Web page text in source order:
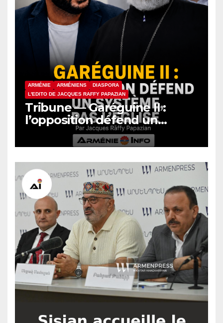
ARMÉNIE ARMÉNIENS
DIASPORA
L'EDITO DE JACQUES RAFFY PAPAZIAN
Tribune — Garéguine II :
l’opposition défend un
système, pas l’Église